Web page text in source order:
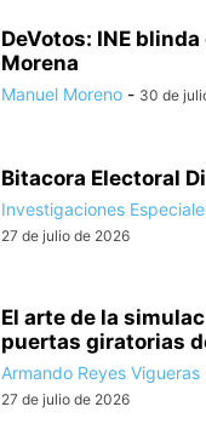
DeVotos: INE
Morena
Manuel Moreno - 30 de
Bitacora Electoral
Investigaciones
27 de julio de 2026
El arte de la
puertas giratorias
Armando Reyes Vigueras
27 de julio de 2026